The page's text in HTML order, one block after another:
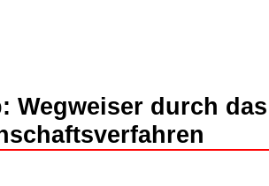
Wegweiser durch das